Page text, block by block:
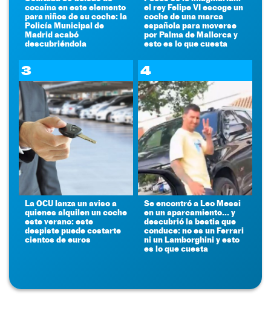
cocaína en este elemento
para niños de su coche: la
Policía Municipal de
Madrid acabó
descubriéndola
el rey Felipe VI escoge un
coche de una marca
española para moverse
por Palma de Mallorca y
esto es lo que cuesta
3
La OCU lanza un aviso a
quienes alquilen un coche
este verano: este
despiste puede costarte
cientos de euros
4
Se encontró a Leo Messi
en un aparcamiento... y
descubrió la bestia que
conduce: no es un Ferrari
ni un Lamborghini y esto
es lo que cuesta